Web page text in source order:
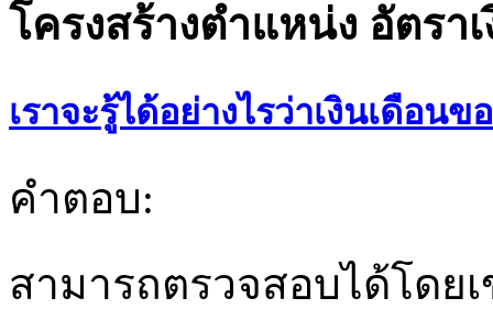
โครงสร้างตำแหน่ง อัตร
เราจะรู้ได้อย่างไรว่าเงินเดือน
คำตอบ:
สามารถตรวจสอบได้โดย